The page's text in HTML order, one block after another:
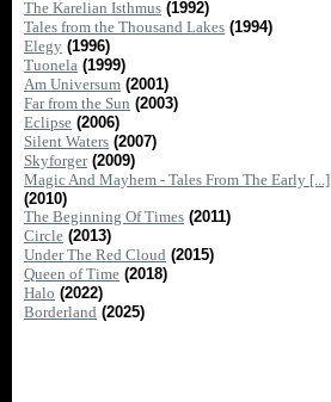
The Karelian Isthmus (1992)
Tales from the Thousand Lakes (1994)
Elegy (1996)
Tuonela (1999)
Am Universum (2001)
Far from the Sun (2003)
Eclipse (2006)
Silent Waters (2007)
Skyforger (2009)
Magic And Mayhem - Tales From The Early [...]
(2010)
The Beginning Of Times (2011)
Circle (2013)
Under The Red Cloud (2015)
Queen of Time (2018)
Halo (2022)
Borderland (2025)